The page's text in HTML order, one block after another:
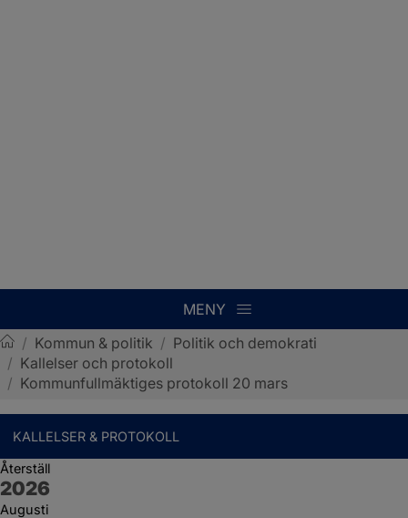
MENY
Sotenäs kommun
/ Kommun & politik / Politik och demokrati
/ Kallelser och protokoll
/ Kommunfullmäktiges protokoll 20 mars
KALLELSER & PROTOKOLL
Återställ
År:
2026
Augusti